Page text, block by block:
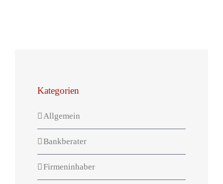
Kategorien
Allgemein
Bankberater
Firmeninhaber